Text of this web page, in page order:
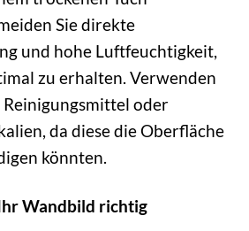
Sie direkte
und hohe Luftfeuchtigkeit,
zu erhalten. Verwenden
Reinigungsmittel oder
da diese die Oberfläche
könnten.
Wandbild richtig